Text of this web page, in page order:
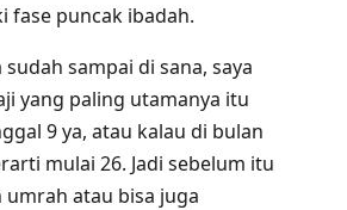
fase puncak ibadah.
sampai di sana, saya
yang paling utamanya itu
9 ya, atau kalau di bulan
mulai 26. Jadi sebelum itu
atau bisa juga